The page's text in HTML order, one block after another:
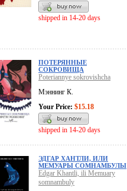
shipped in 14-20 days
ПОТЕРЯННЫЕ
СОКРОВИЩА
Poteriannye sokrovishcha
Мэннинг К.
Your Price: $15.18
shipped in 14-20 days
ЭДГАР ХАНТЛИ, ИЛИ
МЕМУАРЫ СОМНАМБУЛЫ
Edgar Khantli, ili Memuary
somnambuly